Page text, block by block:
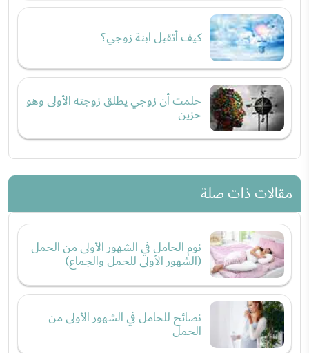
كيف أتقبل ابنة زوجي؟
حلمت أن زوجي يطلق زوجته الأولى وهو
حزين
مقالات ذات صلة
نوم الحامل في الشهور الأولى من الحمل
(الشهور الأولى للحمل والجماع)
نصائح للحامل في الشهور الأولى من
الحمل